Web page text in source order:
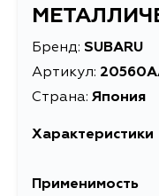
Бренд: SUBARU
Артикул:
Страна: Япония
Характеристики
EAN-13
Применимость